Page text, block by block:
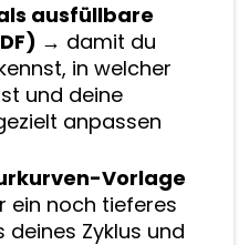
ausfüllbare
→ damit du
in welcher
und deine
anpassen
Vorlage
ein noch tieferes
deines Zyklus und